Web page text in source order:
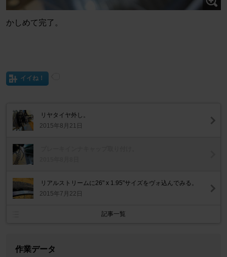
かしめて完了。
イイね！
リヤタイヤ外し。
2015年8月21日
リアルストリームに26" x 1.95"サイズをヴォ込んでみる。
2015年7月22日
記事一覧
作業データ